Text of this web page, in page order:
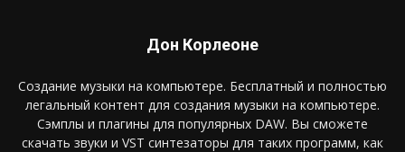
Дон Корлеоне
Создание музыки на компьютере. Бесплатный и полностью
легальный контент для создания музыки на компьютере.
Сэмплы и плагины для популярных DAW. Вы сможете
скачать звуки и VST синтезаторы для таких программ, как